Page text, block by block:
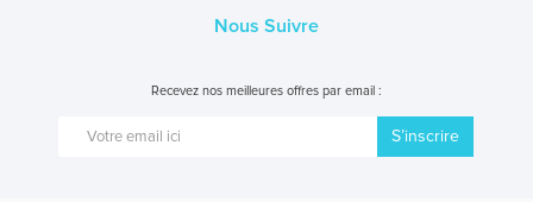
Nous Suivre
Recevez nos meilleures offres par email :
S’inscrire